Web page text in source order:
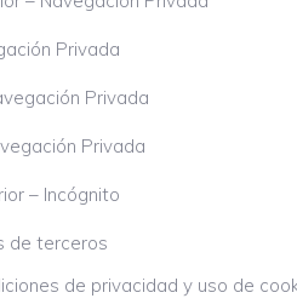
Privada
Privada
Privada
– Incógnito
de terceros
de privacidad y uso de